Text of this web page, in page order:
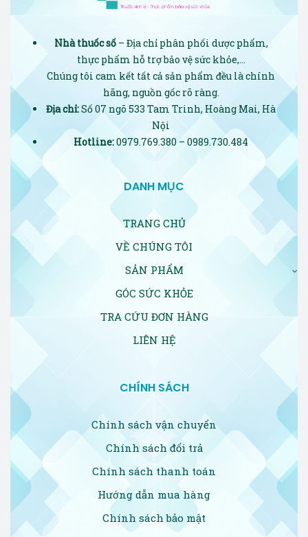
Nhà thuốc số– Địa chỉ phân phối dược phẩm,
thực phẩm hỗ trợ bảo vệ sức khỏe,…
Chúng tôi cam kết tất cả sản phẩm đều là chính
hãng, nguồn gốc rõ ràng.
Địa chỉ:Số 07 ngõ 533 Tam Trinh, Hoàng Mai, Hà
Nội
Hotline:0979.769.380 – 0989.730.484
DANH MỤC
TRANG CHỦ
VỀ CHÚNG TÔI
SẢN PHẨM
GÓC SỨC KHỎE
TRA CỨU ĐƠN HÀNG
LIÊN HỆ
CHÍNH SÁCH
Chính sách vận chuyển
Chính sách đổi trả
Chính sách thanh toán
Hướng dẫn mua hàng
Chính sách bảo mật